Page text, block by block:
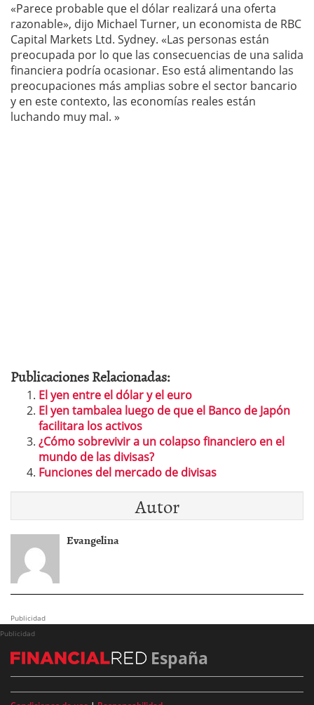
«Parece probable que el dólar realizará una oferta
razonable», dijo Michael Turner, un economista de RBC
Capital Markets Ltd. Sydney. «Las personas están
preocupada por lo que las consecuencias de una salida
financiera podría ocasionar. Eso está alimentando las
preocupaciones más amplias sobre el sector bancario
y en este contexto, las economías reales están
luchando muy mal. »
Publicaciones Relacionadas:
El yen entre el dólar y el euro
El yen tambalea luego de que el Banco de Japón
facilitara los activos
¿Cómo sobrevivir a un colapso financiero en el
mundo de las divisas?
Funciones del mercado de divisas
Autor
Evangelina
Publicidad
Publicidad
España